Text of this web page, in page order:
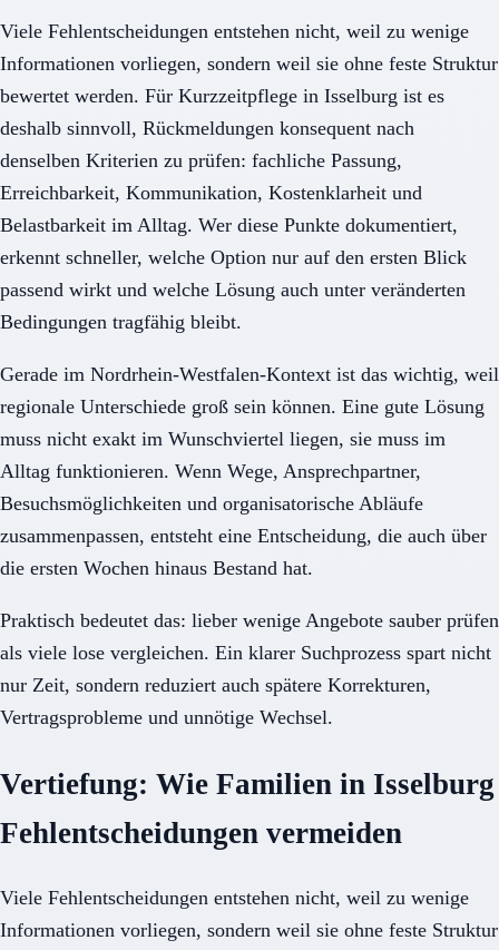
Viele Fehlentscheidungen entstehen nicht, weil zu wenige
Informationen vorliegen, sondern weil sie ohne feste Struktur
bewertet werden. Für Kurzzeitpflege in Isselburg ist es
deshalb sinnvoll, Rückmeldungen konsequent nach
denselben Kriterien zu prüfen: fachliche Passung,
Erreichbarkeit, Kommunikation, Kostenklarheit und
Belastbarkeit im Alltag. Wer diese Punkte dokumentiert,
erkennt schneller, welche Option nur auf den ersten Blick
passend wirkt und welche Lösung auch unter veränderten
Bedingungen tragfähig bleibt.
Gerade im Nordrhein-Westfalen-Kontext ist das wichtig, weil
regionale Unterschiede groß sein können. Eine gute Lösung
muss nicht exakt im Wunschviertel liegen, sie muss im
Alltag funktionieren. Wenn Wege, Ansprechpartner,
Besuchsmöglichkeiten und organisatorische Abläufe
zusammenpassen, entsteht eine Entscheidung, die auch über
die ersten Wochen hinaus Bestand hat.
Praktisch bedeutet das: lieber wenige Angebote sauber prüfen
als viele lose vergleichen. Ein klarer Suchprozess spart nicht
nur Zeit, sondern reduziert auch spätere Korrekturen,
Vertragsprobleme und unnötige Wechsel.
Vertiefung: Wie Familien in Isselburg
Fehlentscheidungen vermeiden
Viele Fehlentscheidungen entstehen nicht, weil zu wenige
Informationen vorliegen, sondern weil sie ohne feste Struktur